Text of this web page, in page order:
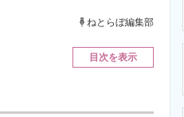
ねとらぼ編集部
目次を表示